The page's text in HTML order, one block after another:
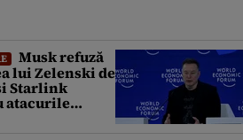
Musk refuză
lui Zelenski de
Starlink
atacurile